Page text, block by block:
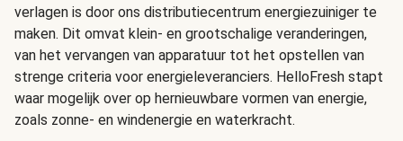
verlagen is door ons distributiecentrum energiezuiniger te
maken. Dit omvat klein- en grootschalige veranderingen,
van het vervangen van apparatuur tot het opstellen van
strenge criteria voor energieleveranciers. HelloFresh stapt
waar mogelijk over op hernieuwbare vormen van energie,
zoals zonne- en windenergie en waterkracht.